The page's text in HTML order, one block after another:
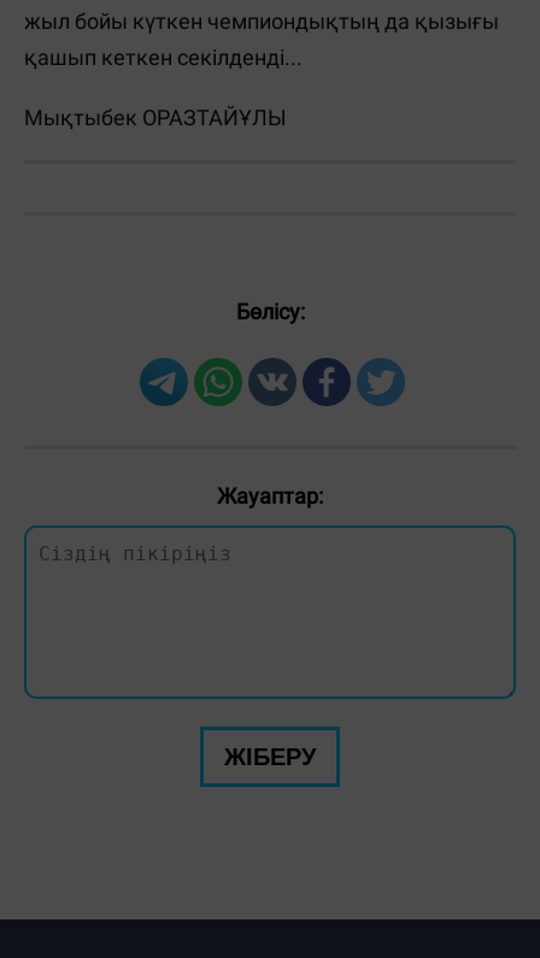
жыл бойы күткен чемпиондықтың да қызығы
қашып кеткен секілденді...
Мықтыбек ОРАЗТАЙҰЛЫ
Бөлісу:
Жауаптар:
ЖІБЕРУ